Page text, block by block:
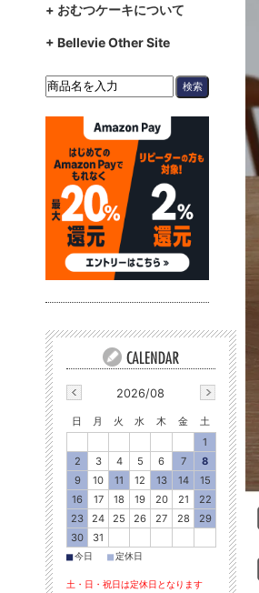
+ おむつケーキについて
+ Bellevie Other Site
2026/08
日 月 火 水 木 金
土
1
2
3 4 5 6 7
8
9
10 11 12 13 14
15
16
17 18 19 20 21
22
23
24 25 26 27 28
29
30
31
■今日 ■定休日
土・日・祝日は定休日となります